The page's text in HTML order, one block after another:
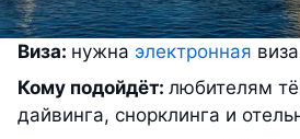
Виза: нужна электронная
Кому подойдёт: любителям
дайвинга, снорклинга и